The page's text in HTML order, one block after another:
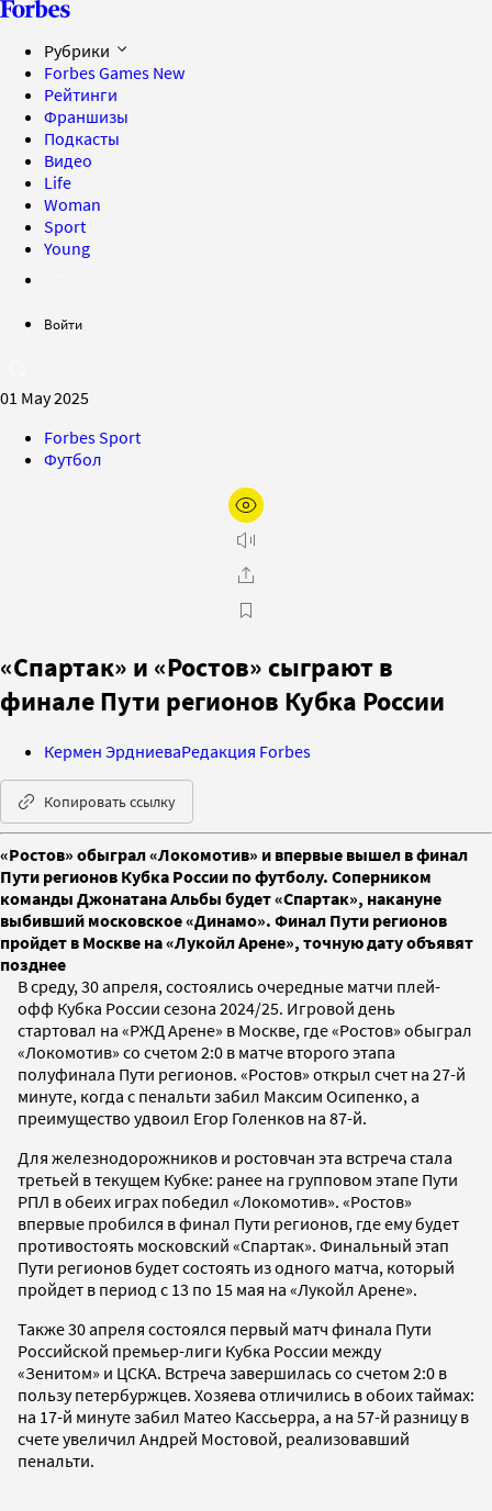
Рубрики
Forbes Games New
Рейтинги
Франшизы
Подкасты
Видео
Life
Woman
Sport
Young
Войти
01 May 2025
Forbes Sport
Футбол
«Спартак» и «Ростов» сыграют в
финале Пути регионов Кубка России
Кермен ЭрдниеваРедакция Forbes
Копировать ссылку
«Ростов» обыграл «Локомотив» и впервые вышел в финал
Пути регионов Кубка России по футболу. Соперником
команды Джонатана Альбы будет «Спартак», накануне
выбивший московское «Динамо». Финал Пути регионов
пройдет в Москве на «Лукойл Арене», точную дату объявят
позднее
В среду, 30 апреля, состоялись очередные матчи плей-
офф Кубка России сезона 2024/25. Игровой день
стартовал на «РЖД Арене» в Москве, где «Ростов» обыграл
«Локомотив» со счетом 2:0 в матче второго этапа
полуфинала Пути регионов. «Ростов» открыл счет на 27-й
минуте, когда с пенальти забил Максим Осипенко, а
преимущество удвоил Егор Голенков на 87-й.
Для железнодорожников и ростовчан эта встреча стала
третьей в текущем Кубке: ранее на групповом этапе Пути
РПЛ в обеих играх победил «Локомотив». «Ростов»
впервые пробился в финал Пути регионов, где ему будет
противостоять московский «Спартак». Финальный этап
Пути регионов будет состоять из одного матча, который
пройдет в период с 13 по 15 мая на «Лукойл Арене».
Также 30 апреля состоялся первый матч финала Пути
Российской премьер-лиги Кубка России между
«Зенитом» и ЦСКА. Встреча завершилась со счетом 2:0 в
пользу петербуржцев. Хозяева отличились в обоих таймах:
на 17-й минуте забил Матео Кассьерра, а на 57-й разницу в
счете увеличил Андрей Мостовой, реализовавший
пенальти.